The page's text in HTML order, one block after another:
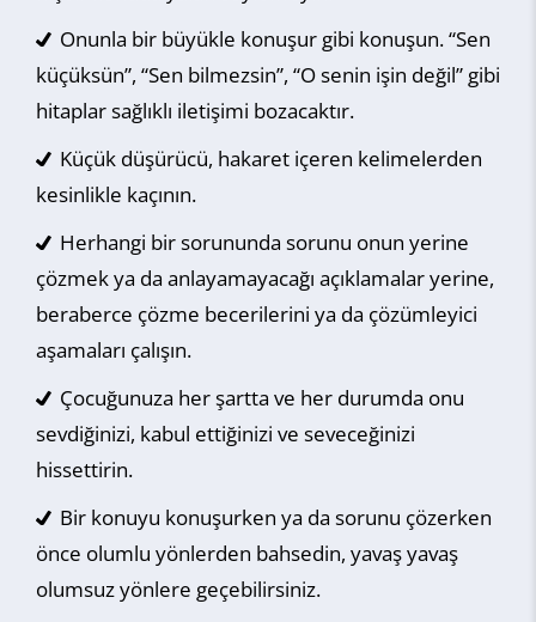
Onunla bir büyükle konuşur gibi konuşun. “Sen
küçüksün”, “Sen bilmezsin”, “O senin işin değil” gibi
hitaplar sağlıklı iletişimi bozacaktır.
Küçük düşürücü, hakaret içeren kelimelerden
kesinlikle kaçının.
Herhangi bir sorununda sorunu onun yerine
çözmek ya da anlayamayacağı açıklamalar yerine,
beraberce çözme becerilerini ya da çözümleyici
aşamaları çalışın.
Çocuğunuza her şartta ve her durumda onu
sevdiğinizi, kabul ettiğinizi ve seveceğinizi
hissettirin.
Bir konuyu konuşurken ya da sorunu çözerken
önce olumlu yönlerden bahsedin, yavaş yavaş
olumsuz yönlere geçebilirsiniz.